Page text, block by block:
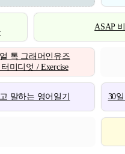
ASAP
톡 그래머인유즈
미디엇 / Exercise
말하는 영어일기 30